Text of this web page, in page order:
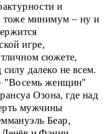
и
тоже минимум – ну и
игре,
сюжете,
далеко не всем.
"Восемь женщин"
Озона, где над
мужчины
Беар,